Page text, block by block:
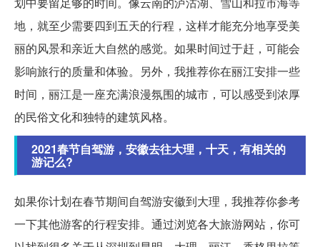
地，就至少需要四到五天的行程，这样才能充分地享受美
丽的风景和亲近大自然的感觉。如果时间过于赶，可能会
影响旅行的质量和体验。另外，我推荐你在丽江安排一些
时间，丽江是一座充满浪漫氛围的城市，可以感受到浓厚
的民俗文化和独特的建筑风格。
2021春节自驾游，安徽去往大理，十天，有相关的
游记么?
如果你计划在春节期间自驾游安徽到大理，我推荐你参考
一下其他游客的行程安排。通过浏览各大旅游网站，你可